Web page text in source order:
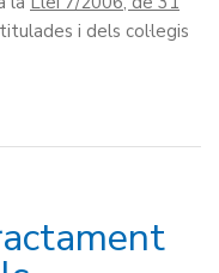
i dels col·legis